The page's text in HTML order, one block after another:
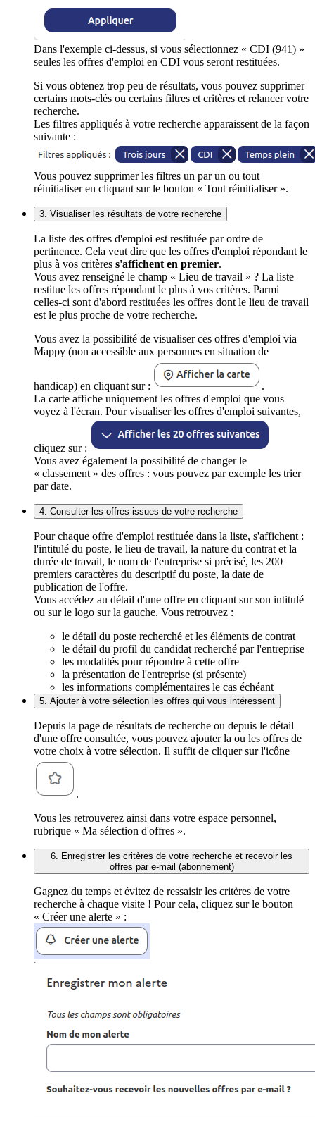
Dans l'exemple ci-dessus, si vous sélectionnez « CDI (941) »
seules les offres d'emploi en CDI vous seront restituées.
Si vous obtenez trop peu de résultats, vous pouvez supprimer
certains mots-clés ou certains filtres et critères et relancer votre
recherche.
Les filtres appliqués à votre recherche apparaissent de la façon
suivante :
Vous pouvez supprimer les filtres un par un ou tout
réinitialiser en cliquant sur le bouton « Tout réinitialiser ».
3. Visualiser les résultats de votre recherche
La liste des offres d'emploi est restituée par ordre de
pertinence. Cela veut dire que les offres d'emploi répondant le
plus à vos critères s'affichent en premier.
Vous avez renseigné le champ « Lieu de travail » ? La liste
restitue les offres répondant le plus à vos critères. Parmi
celles-ci sont d'abord restituées les offres dont le lieu de travail
est le plus proche de votre recherche.
Vous avez la possibilité de visualiser ces offres d'emploi via
Mappy (non accessible aux personnes en situation de
handicap) en cliquant sur :
.
La carte affiche uniquement les offres d'emploi que vous
voyez à l'écran. Pour visualiser les offres d'emploi suivantes,
cliquez sur :
Vous avez également la possibilité de changer le
« classement » des offres : vous pouvez par exemple les trier
par date.
4. Consulter les offres issues de votre recherche
Pour chaque offre d'emploi restituée dans la liste, s'affichent :
l'intitulé du poste, le lieu de travail, la nature du contrat et la
durée de travail, le nom de l'entreprise si précisé, les 200
premiers caractères du descriptif du poste, la date de
publication de l'offre.
Vous accédez au détail d'une offre en cliquant sur son intitulé
ou sur le logo sur la gauche. Vous retrouvez :
le détail du poste recherché et les éléments de contrat
le détail du profil du candidat recherché par l'entreprise
les modalités pour répondre à cette offre
la présentation de l'entreprise (si présente)
les informations complémentaires le cas échéant
5. Ajouter à votre sélection les offres qui vous intéressent
Depuis la page de résultats de recherche ou depuis le détail
d'une offre consultée, vous pouvez ajouter la ou les offres de
votre choix à votre sélection. Il suffit de cliquer sur l'icône
.
Vous les retrouverez ainsi dans votre espace personnel,
rubrique « Ma sélection d'offres ».
6. Enregistrer les critères de votre recherche et recevoir les
offres par e-mail (abonnement)
Gagnez du temps et évitez de ressaisir les critères de votre
recherche à chaque visite ! Pour cela, cliquez sur le bouton
« Créer une alerte » :